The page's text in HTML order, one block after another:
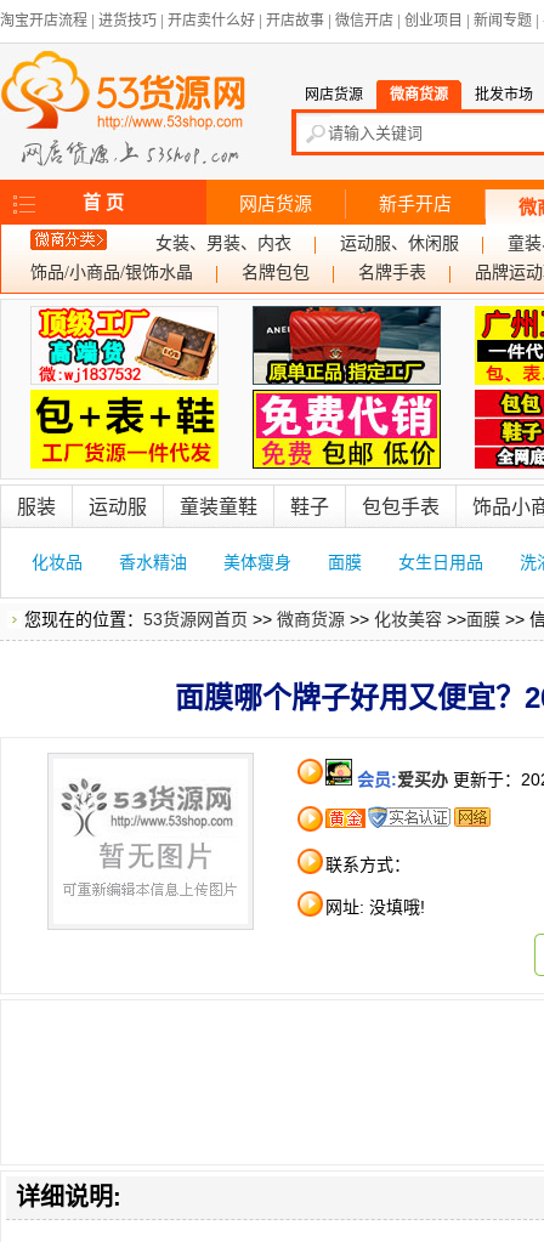
淘宝开店流程 进货技巧 开店卖什么好 开店故事 微信开店 创业项目 新闻专题
网店货源 微商货源 批发市场
首 页 网店货源 新手开店 微
女装、男装、内衣 运动服、休闲服
童
饰品/小商品/银饰水晶
名牌包包 名牌手表 品牌运
服装 运动服 童装童鞋 鞋子 包包手表 饰品小
化妆品 香水精油 美体瘦身 面膜 女生日用品 洗
您现在的位置： 53货源网首页 >> 微商货源 >> 化妆美容 >>面膜 >>
面膜哪个牌子好用又便宜？
会员:爱买办 更新于：
联系方式：
网址: 没填哦!
详细说明: